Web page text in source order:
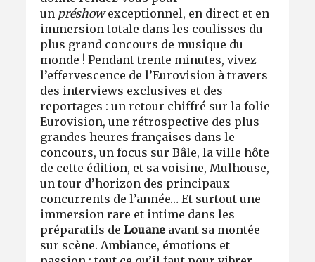
un préshowexceptionnel, en direct et en
immersion totale dans les coulisses du
plus grand concours de musique du
monde ! Pendant trente minutes, vivez
l’effervescence de l’Eurovision à travers
des interviews exclusives et des
reportages : un retour chiffré sur la folie
Eurovision, une rétrospective des plus
grandes heures françaises dans le
concours, un focus sur Bâle, la ville hôte
de cette édition, et sa voisine, Mulhouse,
un tour d’horizon des principaux
concurrents de l’année… Et surtout une
immersion rare et intime dans les
préparatifs deLouane avant sa montée
sur scène. Ambiance, émotions et